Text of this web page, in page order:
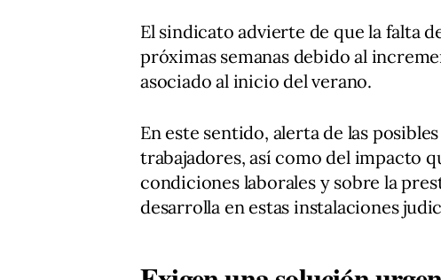
El sindicato advierte de que la falta
próximas semanas debido al
asociado al inicio del verano.
En este sentido, alerta de las
trabajadores, así como del impacto
condiciones laborales y sobre la
desarrolla en estas instalaciones